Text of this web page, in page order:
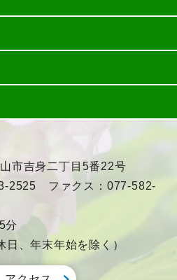
市吉身二丁目5番22号
2525 ファクス：077-582-
分
日、年末年始を除く）